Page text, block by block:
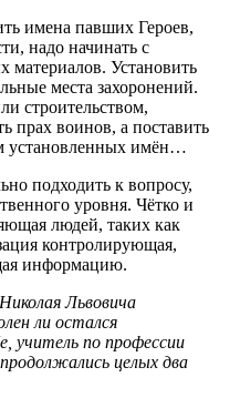
имена павших Героев,
надо начинать с
материалов. Установить
места захоронений.
строительством,
прах воинов, а поставить
установленных имён…
подходить к вопросу,
уровня. Чётко и
людей, таких как
контролирующая,
информацию.
Львовича
ли остался
учитель по профессии
целых два